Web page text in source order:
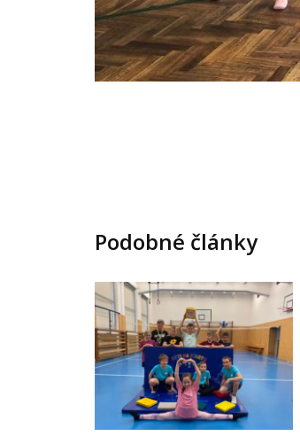
Podobné články